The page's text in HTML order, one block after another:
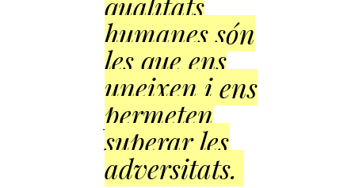
humanes són
les que ens
uneixen i ens
permeten
superar les
adversitats.